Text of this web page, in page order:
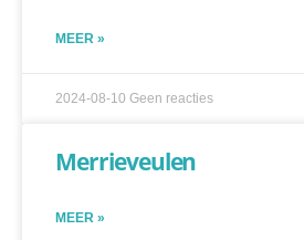
MEER »
2024-08-10 Geen reacties
Merrieveulen
MEER »